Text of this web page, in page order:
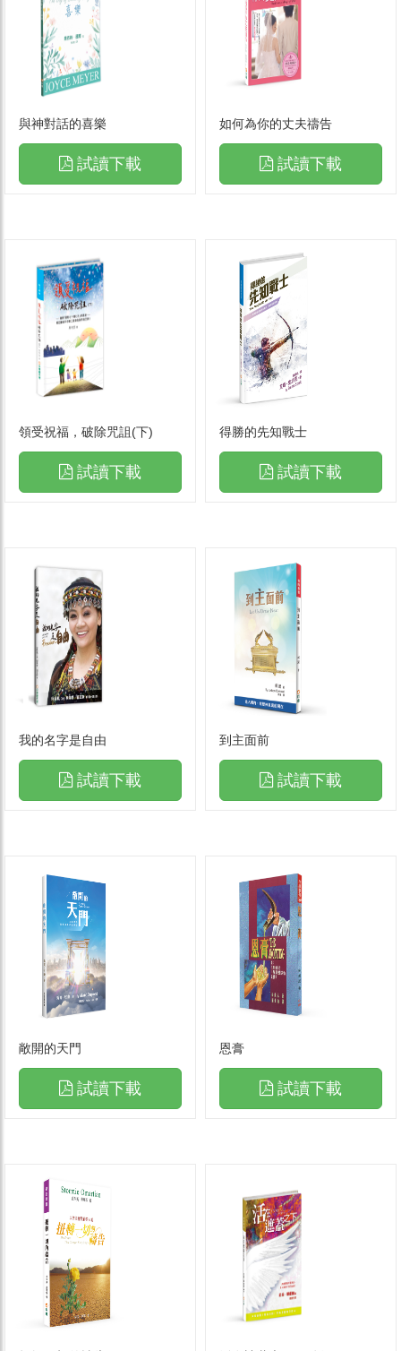
與神對話的喜樂
試讀下載
如何為你的丈夫禱告
試讀下載
領受祝福，破除咒詛(下)
試讀下載
得勝的先知戰士
試讀下載
我的名字是自由
試讀下載
到主面前
試讀下載
敞開的天門
試讀下載
恩膏
試讀下載